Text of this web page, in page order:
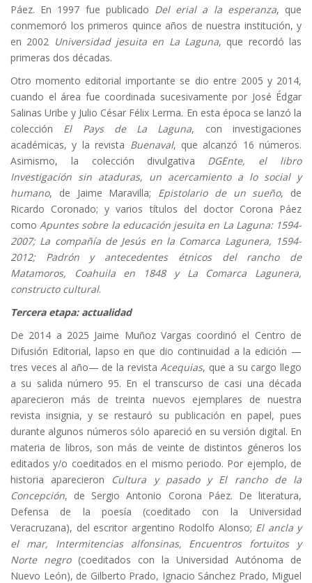
Páez. En 1997 fue publicado Del erial a la esperanza, que
conmemoró los primeros quince años de nuestra institución, y
en 2002 Universidad jesuita en La Laguna, que recordó las
primeras dos décadas.
Otro momento editorial importante se dio entre 2005 y 2014,
cuando el área fue coordinada sucesivamente por José Édgar
Salinas Uribe y Julio César Félix Lerma. En esta época se lanzó la
colección El Pays de La Laguna, con investigaciones
académicas, y la revista Buenaval, que alcanzó 16 números.
Asimismo, la colección divulgativa DGEnte, el libro
Investigación sin ataduras, un acercamiento a lo social y
humano, de Jaime Maravilla; Epistolario de un sueño, de
Ricardo Coronado; y varios títulos del doctor Corona Páez
comoApuntes sobre la educación jesuita en La Laguna: 1594-
2007; La compañía de Jesús en la Comarca Lagunera, 1594-
2012; Padrón y antecedentes étnicos del rancho de
Matamoros, Coahuila en 1848 y La Comarca Lagunera,
constructo cultural.
Tercera etapa: actualidad
De 2014 a 2025 Jaime Muñoz Vargas coordinó el Centro de
Difusión Editorial, lapso en que dio continuidad a la edición —
tres veces al año— de la revistaAcequias, que a su cargo llego
a su salida número 95. En el transcurso de casi una década
aparecieron más de treinta nuevos ejemplares de nuestra
revista insignia, y se restauró su publicación en papel, pues
durante algunos números sólo apareció en su versión digital. En
materia de libros, son más de veinte de distintos géneros los
editados y/o coeditados en el mismo periodo. Por ejemplo, de
historia aparecieron Cultura y pasado y El rancho de la
Concepción, de Sergio Antonio Corona Páez. De literatura,
Defensa de la poesía (coeditado con la Universidad
Veracruzana), del escritor argentino Rodolfo Alonso; El ancla y
el mar, Intermitencias alfonsinas, Encuentros fortuitos y
Norte negro(coeditados con la Universidad Autónoma de
Nuevo León), de Gilberto Prado, Ignacio Sánchez Prado, Miguel